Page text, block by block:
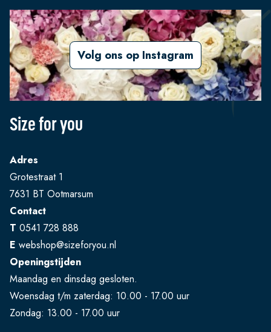
Volg ons op Instagram
Size for you
Adres
Grotestraat 1
7631 BT Ootmarsum
Contact
T 0541 728 888
E webshop@sizeforyou.nl
Openingstijden
Maandag en dinsdag gesloten.
Woensdag t/m zaterdag: 10.00 - 17.00 uur
Zondag: 13.00 - 17.00 uur